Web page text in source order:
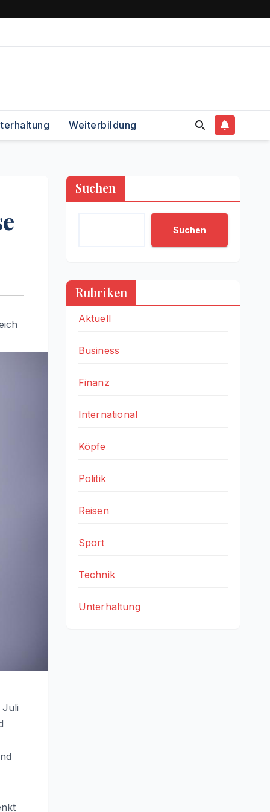
Weiterbildung
Juli
Suchen
Suchen
Rubriken
Aktuell
Business
Finanz
International
Köpfe
Politik
Reisen
Sport
Technik
Unterhaltung